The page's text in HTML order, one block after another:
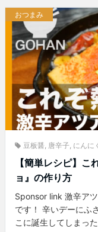
おつまみ
豆板醤, 唐辛子, にんに
【簡単レシピ】
ョ』の作り方
Sponsor link 激辛ア
です！ 辛いデーにふ
こに誕生してしまっ